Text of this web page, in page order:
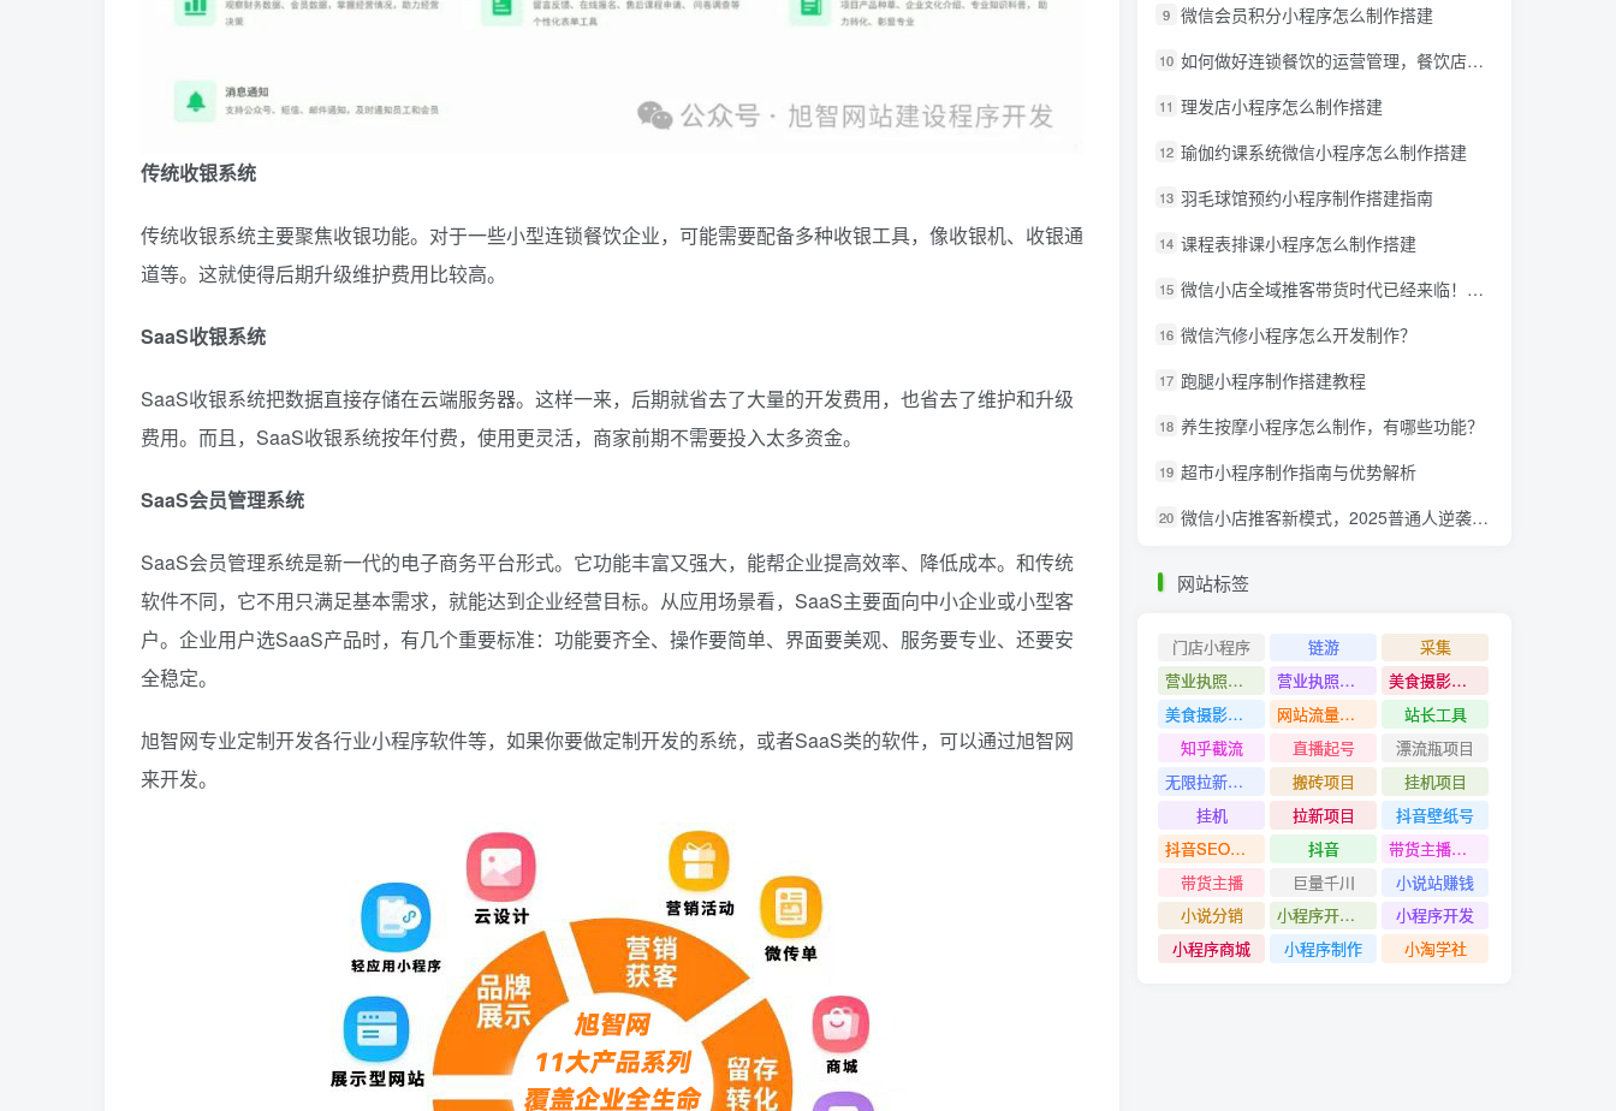
传统收银系统
传统收银系统主要聚焦收银功能。对于一些小型连锁餐饮企业，可能需要配备多种收银工具，像收银机、收银通
道等。这就使得后期升级维护费用比较高。
SaaS收银系统
SaaS收银系统把数据直接存储在云端服务器。这样一来，后期就省去了大量的开发费用，也省去了维护和升级
费用。而且，SaaS收银系统按年付费，使用更灵活，商家前期不需要投入太多资金。
SaaS会员管理系统
SaaS会员管理系统是新一代的电子商务平台形式。它功能丰富又强大，能帮企业提高效率、降低成本。和传统
软件不同，它不用只满足基本需求，就能达到企业经营目标。从应用场景看，SaaS主要面向中小企业或小型客
户。企业用户选SaaS产品时，有几个重要标准：功能要齐全、操作要简单、界面要美观、服务要专业、还要安
全稳定。
旭智网专业定制开发各行业小程序软件等，如果你要做定制开发的系统，或者SaaS类的软件，可以通过旭智网
来开发。
9 微信会员积分小程序怎么制作搭建
10 如何做好连锁餐饮的运营管理，餐饮店小程序需要什么功能?
11 理发店小程序怎么制作搭建
12 瑜伽约课系统微信小程序怎么制作搭建
13 羽毛球馆预约小程序制作搭建指南
14 课程表排课小程序怎么制作搭建
15 微信小店全域推客带货时代已经来临！微信推客分享系统助力抢夺红利！
16 微信汽修小程序怎么开发制作？
17 跑腿小程序制作搭建教程
18 养生按摩小程序怎么制作，有哪些功能？
19 超市小程序制作指南与优势解析
20 微信小店推客新模式，2025普通人逆袭的亿级财富新风口
网站标签
门店小程序 链游
采集
营业执照注销教程
营业执照出证教程
美食摄影课程
美食摄影教程
网站流量赚钱
站长工具
知乎截流
直播起号
漂流瓶项目
无限拉新项目
搬砖项目
挂机项目
挂机
拉新项目
抖音壁纸号
抖音SEO技术
抖音
带货主播创造营
带货主播
巨量千川
小说站赚钱
小说分销
小程序开发#小程序制作
小程序开发
小程序商城
小程序制作 小淘学社